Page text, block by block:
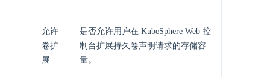
允许
卷扩
展
是否允许用户在 KubeSphere Web 控
制台扩展持久卷声明请求的存储容
量。